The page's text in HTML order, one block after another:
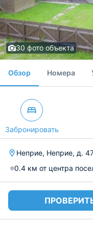
30 фото объекта
Обзор Номера
Забронировать
Неприе, Неприе, д.
0.4 км от центра